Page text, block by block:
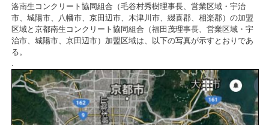
洛南生コンクリート協同組合（毛谷村秀樹理事長、営業区域・宇治
市、城陽市、八幡市、京田辺市、木津川市、綴喜郡、相楽郡）の加盟
区域と京都南生コンクリート協同組合（福田茂理事長、営業区域・宇
治市、城陽市、京田辺市）加盟区域は、以下の写真が示すとおりであ
る。
.